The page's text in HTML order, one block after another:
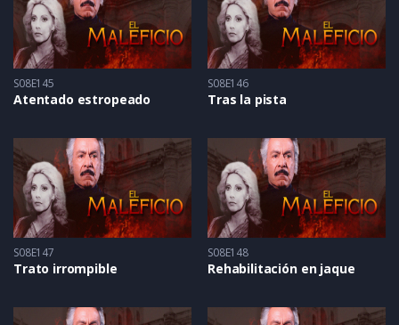
S08E145
Atentado estropeado
S08E146
Tras la pista
S08E147
Trato irrompible
S08E148
Rehabilitación en jaque